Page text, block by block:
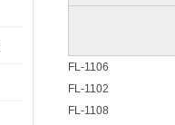
FL-1106
FL-1102
FL-1108